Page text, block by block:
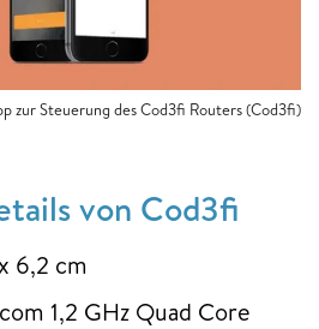
zur Steuerung des Cod3fi Routers (Cod3fi)
von Cod3fi
6,2 cm
1,2 GHz Quad Core